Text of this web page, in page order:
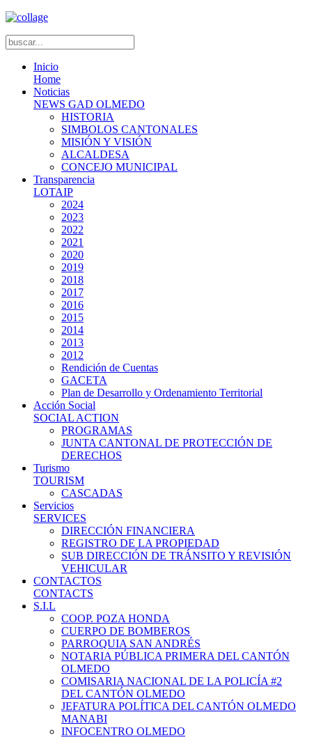
Inicio
Home
Noticias
NEWS GAD OLMEDO
HISTORIA
SIMBOLOS CANTONALES
MISIÓN Y VISIÓN
ALCALDESA
CONCEJO MUNICIPAL
Transparencia
LOTAIP
2024
2023
2022
2021
2020
2019
2018
2017
2016
2015
2014
2013
2012
Rendición de Cuentas
GACETA
Plan de Desarrollo y Ordenamiento Territorial
Acción Social
SOCIAL ACTION
PROGRAMAS
JUNTA CANTONAL DE PROTECCIÓN DE
DERECHOS
Turismo
TOURISM
CASCADAS
Servicios
SERVICES
DIRECCIÓN FINANCIERA
REGISTRO DE LA PROPIEDAD
SUB DIRECCIÓN DE TRÁNSITO Y REVISIÓN
VEHICULAR
CONTACTOS
CONTACTS
S.I.L
COOP. POZA HONDA
CUERPO DE BOMBEROS
PARROQUIA SAN ANDRÉS
NOTARIA PÚBLICA PRIMERA DEL CANTÓN
OLMEDO
COMISARIA NACIONAL DE LA POLICÍA #2
DEL CANTÓN OLMEDO
JEFATURA POLÍTICA DEL CANTÓN OLMEDO
MANABI
INFOCENTRO OLMEDO